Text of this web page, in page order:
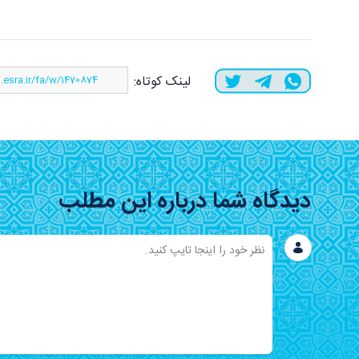
لینک کوتاه:
دیدگاه شما درباره این مطلب